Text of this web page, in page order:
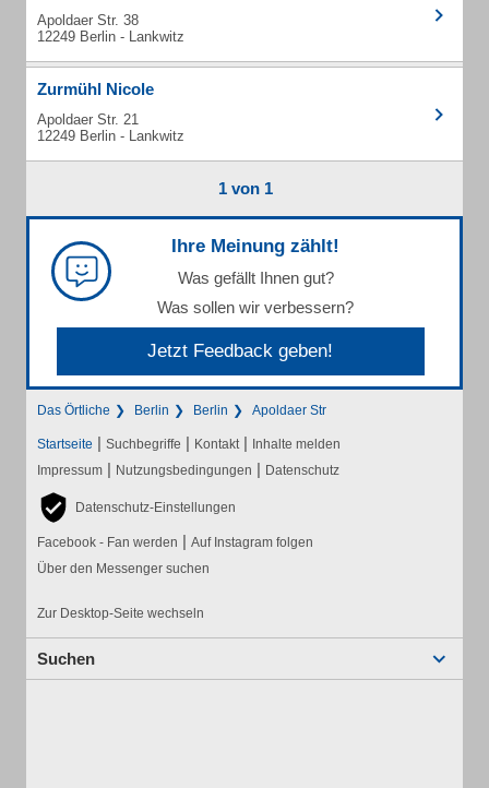
Apoldaer Str. 38
12249 Berlin - Lankwitz
Zurmühl Nicole
Apoldaer Str. 21
12249 Berlin - Lankwitz
1 von 1
Ihre Meinung zählt!
Was gefällt Ihnen gut?
Was sollen wir verbessern?
Jetzt Feedback geben!
Das Örtliche Berlin Berlin Apoldaer Str
Startseite | Suchbegriffe | Kontakt | Inhalte melden
Impressum | Nutzungsbedingungen | Datenschutz
Datenschutz-Einstellungen
Facebook - Fan werden | Auf Instagram folgen
Über den Messenger suchen
Zur Desktop-Seite wechseln
Suchen